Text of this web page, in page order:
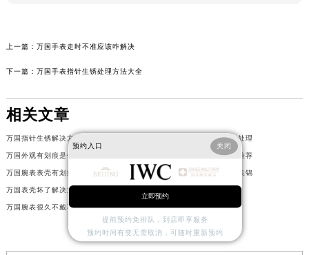
上一篇： 万国手表走时不准应该咋解决
下一篇： 万国手表指针生锈处理方法大全
相关文章
万国指针生锈解决方法推荐 万国手表表蒙有划痕怎么处理
万国外观有划痕是什么原因 万国腕表生锈了处理方法推荐
万国腕表表壳有划痕应该咋处理 万国外观有划痕解决技巧集锦
万国表壳坏了解决方法盘点
万国腕表很久不戴不走了处理办法详解 万国腕表走快了如何处理
预约入口 关闭
立即预约
提前预约免排队，到店即享服务
预约时间有变无需取消，可随时重新预约